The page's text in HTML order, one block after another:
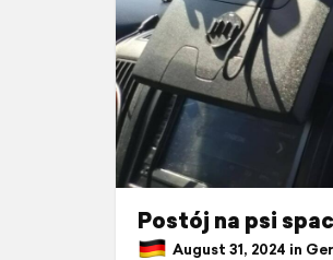
Postój na psi
August 31, 2024 in